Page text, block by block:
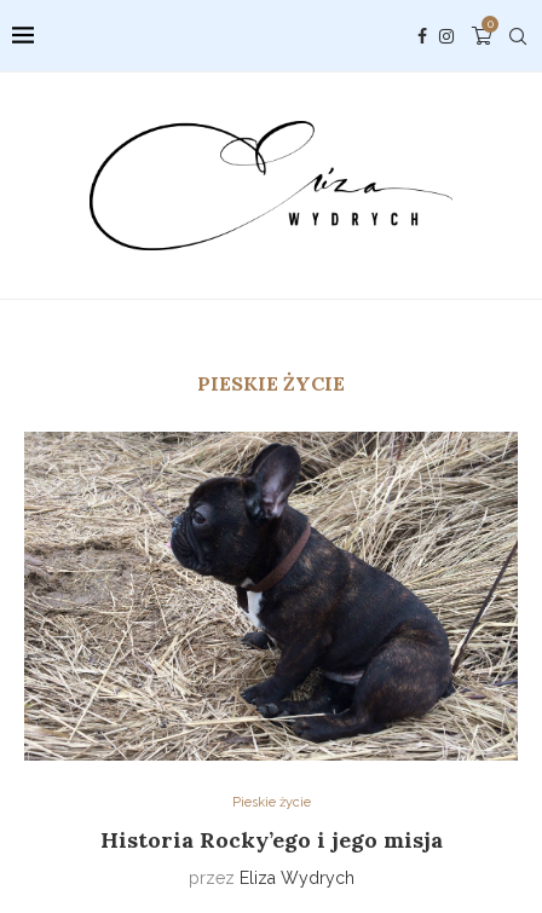
0
PIESKIE ŻYCIE
Pieskie życie
Historia Rocky’ego i jego misja
przez Eliza Wydrych